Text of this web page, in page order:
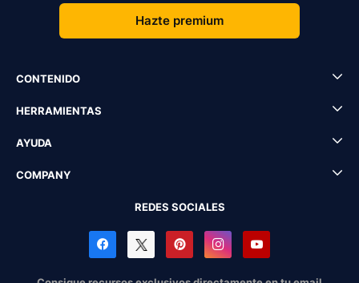
Hazte premium
CONTENIDO
HERRAMIENTAS
AYUDA
COMPANY
REDES SOCIALES